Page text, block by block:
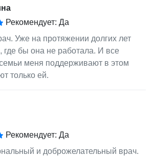
Рекомендует: Да
Уже на протяжении долгих лет
где бы она не работала. И все
меня поддерживают в этом
только ей.
Рекомендует: Да
и доброжелательный врач.